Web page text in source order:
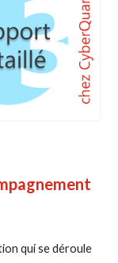
qui se déroule